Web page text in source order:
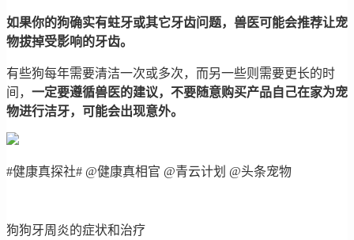
如果你的狗确实有蛀牙或其它牙齿问题，兽医可能会推荐让宠
物拔掉受影响的牙齿。
有些狗每年需要清洁一次或多次，而另一些则需要更长的时
间， 一定要遵循兽医的建议，不要随意购买产品自己在家为宠
物进行洁牙，可能会出现意外。
#健康真探社# @健康真相官 @青云计划 @头条宠物
狗狗牙周炎的症状和治疗